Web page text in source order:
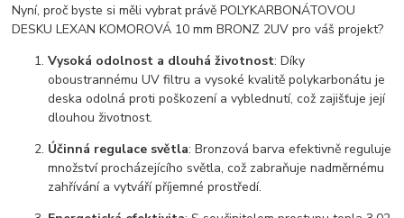
Nyní, proč byste si měli vybrat právě POLYKARBONÁTOVOU
DESKU LEXAN KOMOROVÁ 10 mm BRONZ 2UV pro váš projekt?
Vysoká odolnost a dlouhá životnost: Díky
oboustrannému UV filtru a vysoké kvalitě polykarbonátu je
deska odolná proti poškození a vyblednutí, což zajišťuje její
dlouhou životnost.
Účinná regulace světla: Bronzová barva efektivně reguluje
množství procházejícího světla, což zabraňuje nadměrnému
zahřívání a vytváří příjemné prostředí.